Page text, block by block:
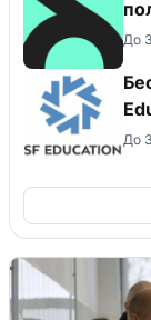
До
До